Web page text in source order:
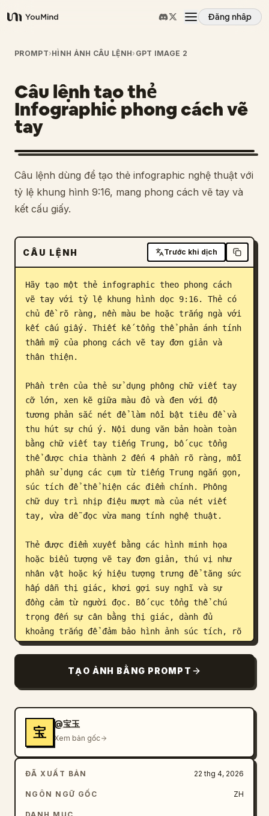
YouMind
Đăng nhập
Tổng quan
Các trường hợp sử dụng
Kỹ năng
Lời nhắc
Giá cả
Tải xuống
Blog
Cập nhật
PROMPT›HÌNH ẢNH CÂU LỆNH› GPT IMAGE 2
Câu lệnh tạo thẻ
Infographic phong cách vẽ
tay
Câu lệnh dùng để tạo thẻ infographic nghệ thuật với
tỷ lệ khung hình 9:16, mang phong cách vẽ tay và
kết cấu giấy.
CÂU LỆNH Trước khi dịch
Hãy tạo một thẻ infographic theo phong cách
vẽ tay với tỷ lệ khung hình dọc 9:16. Thẻ có
chủ đề rõ ràng, nền màu be hoặc trắng ngà với
kết cấu giấy. Thiết kế tổng thể phản ánh tính
thẩm mỹ của phong cách vẽ tay đơn giản và
thân thiện.
Phần trên của thẻ sử dụng phông chữ viết tay
cỡ lớn, xen kẽ giữa màu đỏ và đen với độ
tương phản sắc nét để làm nổi bật tiêu đề và
thu hút sự chú ý. Nội dung văn bản hoàn toàn
bằng chữ viết tay tiếng Trung, bố cục tổng
thể được chia thành 2 đến 4 phần rõ ràng, mỗi
phần sử dụng các cụm từ tiếng Trung ngắn gọn,
súc tích để thể hiện các điểm chính. Phông
chữ duy trì nhịp điệu mượt mà của nét viết
tay, vừa dễ đọc vừa mang tính nghệ thuật.
Thẻ được điểm xuyết bằng các hình minh họa
hoặc biểu tượng vẽ tay đơn giản, thú vị như
nhân vật hoặc ký hiệu tượng trưng để tăng sức
hấp dẫn thị giác, khơi gợi suy nghĩ và sự
đồng cảm từ người đọc. Bố cục tổng thể chú
trọng đến sự cân bằng thị giác, dành đủ
khoảng trắng để đảm bảo hình ảnh súc tích, rõ
ràng, dễ đọc và dễ hiểu.
Chủ đề là: "
Xây dựng IP là lãi suất kép dài hạn. Hãy
trì thực hiện, chắc chắn sẽ có kết quả, bởi
vì 99% mọi người không thể kiên trì đến
cùng.
"
TẠO ẢNH BẰNG PROMPT
宝
@宝玉
Xem bản gốc
ĐÃ XUẤT BẢN 22 thg 4, 2026
NGÔN NGỮ GỐC ZH